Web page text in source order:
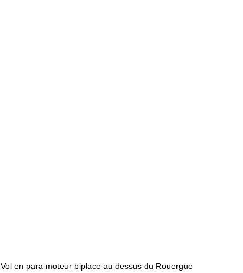
Vol en para moteur biplace au dessus du Rouergue